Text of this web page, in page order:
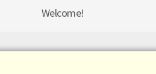
Welcome!